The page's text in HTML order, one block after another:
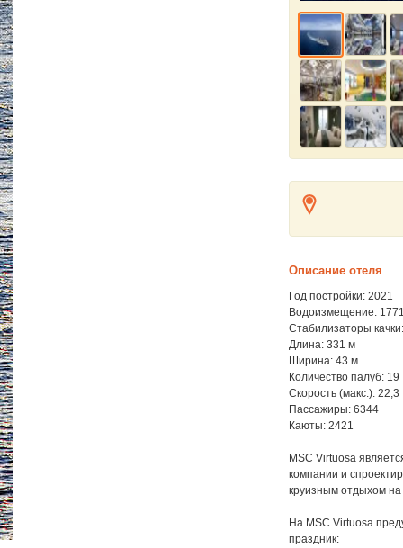
Описание отеля
Год постройки: 2021
Водоизмещение:
Стабилизаторы
Длина: 331 м
Ширина: 43 м
Количество палуб: 19
Скорость (макс.): 22,3
Пассажиры: 6344
Каюты: 2421
MSC Virtuosa
компании и
круизным отдыхом
На MSC Virtuosa
праздник: